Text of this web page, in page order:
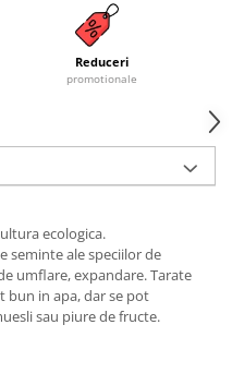
Reduceri
promotionale
ecologica.
seminte ale speciilor de
umflare, expandare. Tarate
bun in apa, dar se pot
sau piure de fructe.